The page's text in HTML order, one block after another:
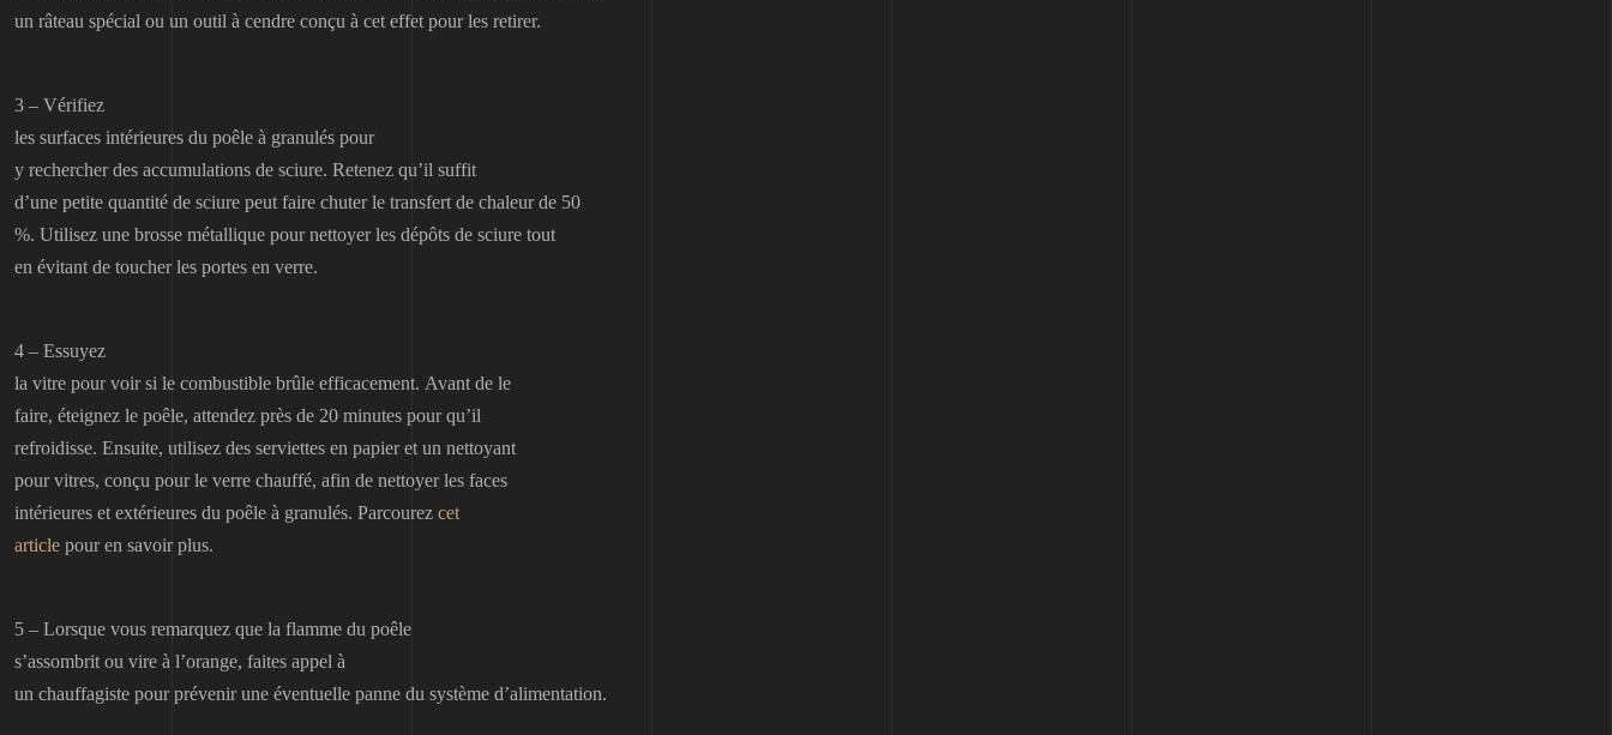
un râteau spécial ou un outil à cendre conçu à cet effet pour les retirer.
3 – Vérifiez
les surfaces intérieures du poêle à granulés pour
y rechercher des accumulations de sciure. Retenez qu’il suffit
d’une petite quantité de sciure peut faire chuter le transfert de chaleur de 50
%. Utilisez une brosse métallique pour nettoyer les dépôts de sciure tout
en évitant de toucher les portes en verre.
4 – Essuyez
la vitre pour voir si le combustible brûle efficacement. Avant de le
faire, éteignez le poêle, attendez près de 20 minutes pour qu’il
refroidisse. Ensuite, utilisez des serviettes en papier et un nettoyant
pour vitres, conçu pour le verre chauffé, afin de nettoyer les faces
intérieures et extérieures du poêle à granulés. Parcourez cet
article pour en savoir plus.
5 – Lorsque vous remarquez que la flamme du poêle
s’assombrit ou vire à l’orange, faites appel à
un chauffagiste pour prévenir une éventuelle panne du système d’alimentation.